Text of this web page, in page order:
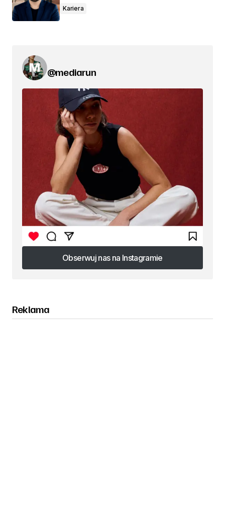
Kariera
@mediarun
Obserwuj nas na Instagramie
Obserwuj nas na Instagramie
Reklama